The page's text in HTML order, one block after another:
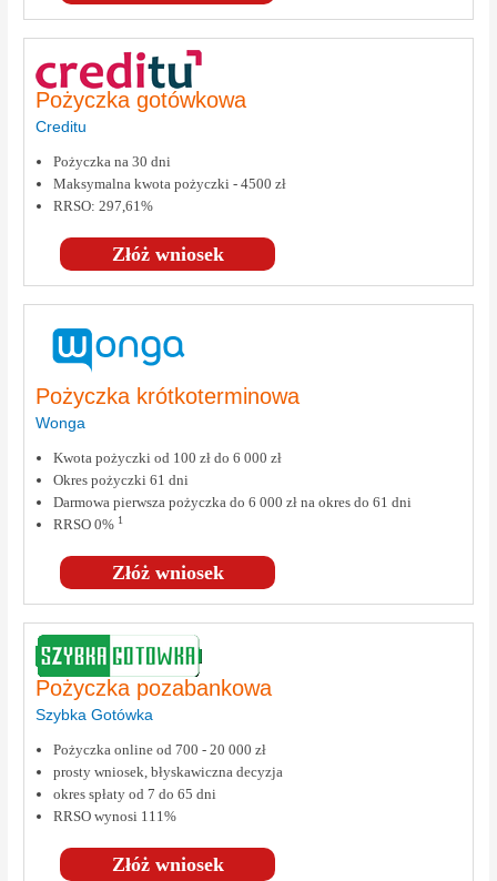
Pożyczka gotówkowa
Creditu
Złóż wniosek
Pożyczka na 30 dni
Maksymalna kwota pożyczki - 4500 zł
RRSO: 297,61%
Pożyczka krótkoterminowa
Wonga
Złóż wniosek
Kwota pożyczki od 100 zł do 6 000 zł
Okres pożyczki 61 dni
Darmowa pierwsza pożyczka do 6 000 zł na okres do 61 dni
RRSO 0% 1
Pożyczka pozabankowa
Szybka Gotówka
Złóż wniosek
Pożyczka online od 700 - 20 000 zł
prosty wniosek, błyskawiczna decyzja
okres spłaty od 7 do 65 dni
RRSO wynosi 111%